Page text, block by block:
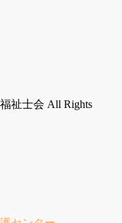
祉士会 All Rights